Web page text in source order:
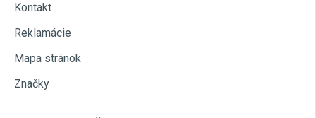
Kontakt
Reklamácie
Mapa stránok
Značky